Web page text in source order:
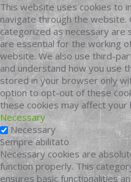
This website uses cookies to
navigate through the
categorized as necessary
are essential for the working
website. We also use third-
and understand how you use
stored in your browser only
option to opt-out of these
these cookies may affect
Necessary
Necessary
Sempre abilitato
Necessary cookies are
function properly. This
ensures basic functionalities